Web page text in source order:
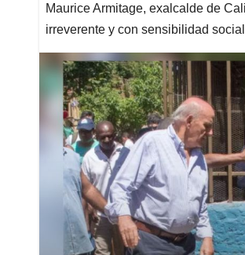
Maurice Armitage, exalcalde de
irreverente y con sensibilidad social